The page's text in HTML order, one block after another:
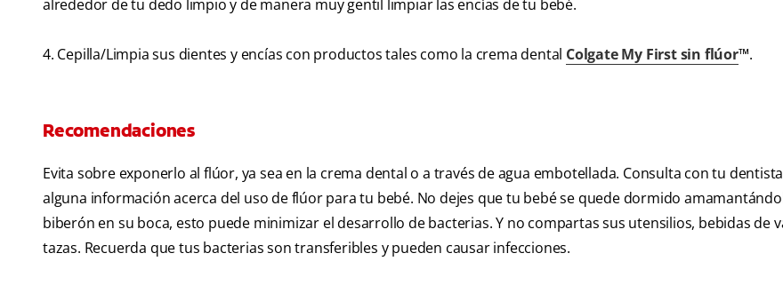
alrededor de tu dedo limpio y de manera muy gentil limpiar las encías de tu bebé.
4. Cepilla/Limpia sus dientes y encías con productos tales como la crema dental Colgate My First sin flúor™.
Recomendaciones
Evita sobre exponerlo al flúor, ya sea en la crema dental o a través de agua embotellada. Consulta con tu
alguna información acerca del uso de flúor para tu bebé. No dejes que tu bebé se quede dormido
biberón en su boca, esto puede minimizar el desarrollo de bacterias. Y no compartas sus utensilios, bebidas de
tazas. Recuerda que tus bacterias son transferibles y pueden causar infecciones.